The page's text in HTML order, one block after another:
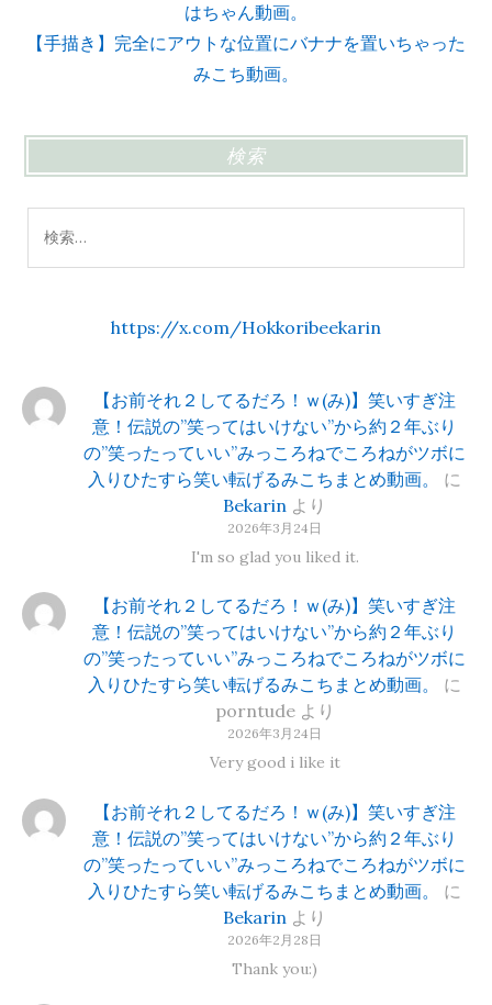
はちゃん動画。
【手描き】完全にアウトな位置にバナナを置いちゃった
みこち動画。
検索
索:
https://x.com/Hokkoribeekarin
【お前それ２してるだろ！ｗ(み)】笑いすぎ注
意！伝説の”笑ってはいけない”から約２年ぶり
の”笑ったっていい”みっころねでころねがツボに
入りひたすら笑い転げるみこちまとめ動画。
に
Bekarin より
2026年3月24日
I'm so glad you liked it.
【お前それ２してるだろ！ｗ(み)】笑いすぎ注
意！伝説の”笑ってはいけない”から約２年ぶり
の”笑ったっていい”みっころねでころねがツボに
入りひたすら笑い転げるみこちまとめ動画。
に
porntudeより
2026年3月24日
Very good i like it
【お前それ２してるだろ！ｗ(み)】笑いすぎ注
意！伝説の”笑ってはいけない”から約２年ぶり
の”笑ったっていい”みっころねでころねがツボに
入りひたすら笑い転げるみこちまとめ動画。
に
Bekarin より
2026年2月28日
Thank you:)